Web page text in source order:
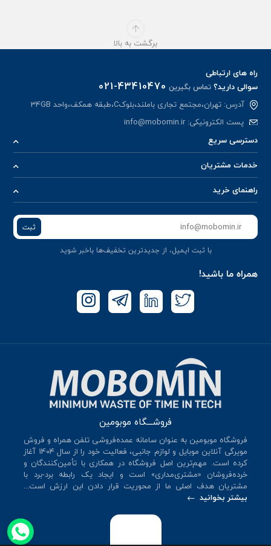
برگشت به بالا
راه های ارتباطی
سوالی دارید؟تماس بگیرین 021-43410470
آدرس: تهران،مجتمع تجاری باملند،بلوکC،طبقه همکف،واحد 34GB
پست الکترونیکی:info@mobomin.ir
دسترسی سریع
خدمات مشتریان
راهنمای خرید
ثبت
با ثبت ایمیل، از جدید‌ترین تخفیف‌ها با‌خبر شوید
همراه ما باشید!
فروشـــگاه موبومین
فروشگاه موبومین به عنوان سامانه عمده‌فروشی تلفن همراه و فروش
مویرگی آنلاین موبایل و لوازم جانبی، فعالیت خود را از سال 140۴ آغاز
کرده است. مهم‌ترین اصل فروشگاه در همکاری با تأمین‌کنندگان و
خرده‌فروشان «مشتری‌مداری» است و ایجاد یک رابطه برد-برد با
مشتریان هدف اصلی ما از محوریت قرار دادن این ارزش است...
بیشتر بخوانید